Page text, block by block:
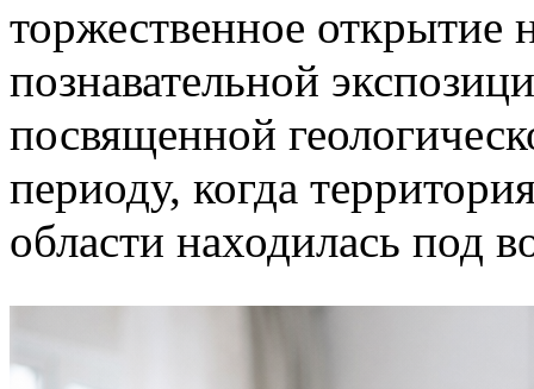
торжественное открытие
познавательной
посвященной
периоду, когда
области находилась под